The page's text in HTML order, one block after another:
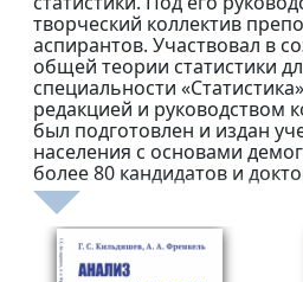
творческий коллектив
аспирантов. Участвовал в
общей теории статистики
специальности
редакцией и руководством
был подготовлен и издан
населения с основами
более 80 кандидатов и